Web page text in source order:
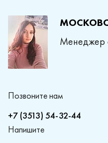
Менеджер
Позвоните нам
+7 (3513) 54-32-44
Напишите